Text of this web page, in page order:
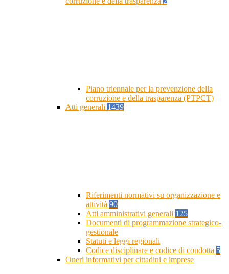
Piano triennale per la prevenzione della
corruzione e della trasparenza (PTPCT)
Atti generali 1439
Riferimenti normativi su organizzazione e
attività 90
Atti amministrativi generali 125
Documenti di programmazione strategico-
gestionale
Statuti e leggi regionali
Codice disciplinare e codice di condotta 5
Oneri informativi per cittadini e imprese